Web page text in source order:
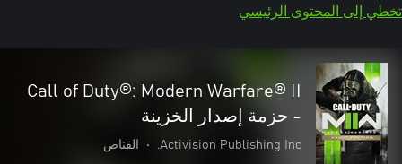
تخطي إلى المحتوى الرئيسي
Call of Duty®: Modern Warfare® II
- حزمة إصدار الخزينة
Activision Publishing Inc.
• القناص